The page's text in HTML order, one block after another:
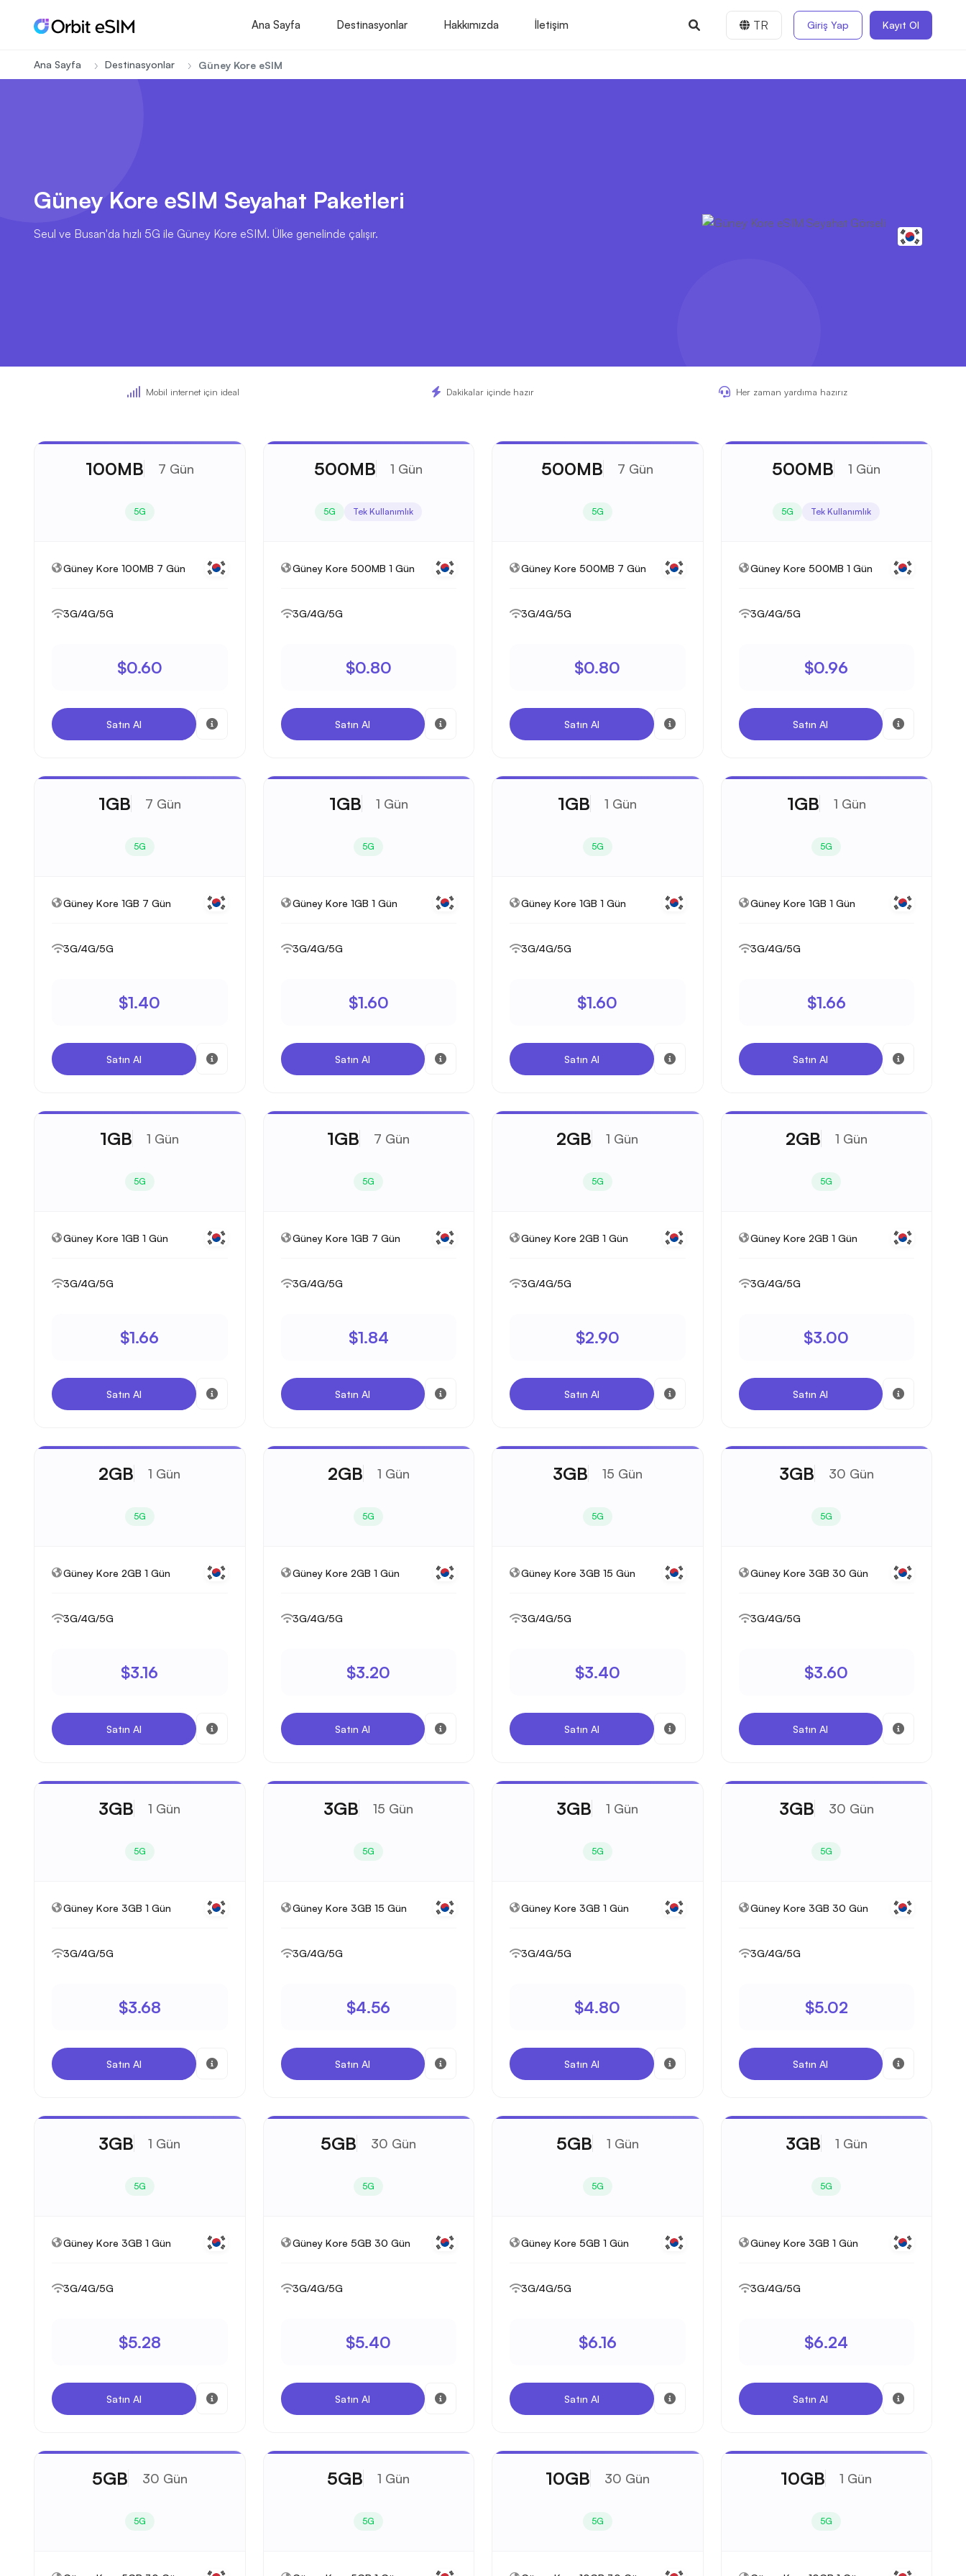
Ana Sayfa Destinasyonlar Hakkımızda İletişim TR Giriş Yap Kayıt Ol
Ana Sayfa Destinasyonlar Güney Kore eSIM
Güney Kore eSIM Seyahat Paketleri
Seul ve Busan'da hızlı 5G ile Güney Kore eSIM. Ülke genelinde çalışır.
Mobil internet için ideal Dakikalar içinde hazır Her zaman yardıma hazırız
100MB 7 Gün
5G
Güney Kore 100MB 7 Gün
3G/4G/5G
$0.60
Satın Al
500MB 1 Gün
5G Tek Kullanımlık
Güney Kore 500MB 1 Gün
3G/4G/5G
$0.80
Satın Al
500MB 7 Gün
5G
Güney Kore 500MB 7 Gün
3G/4G/5G
$0.80
Satın Al
500MB 1 Gün
5G Tek Kullanımlık
Güney Kore 500MB 1 Gün
3G/4G/5G
$0.96
Satın Al
1GB 7 Gün
5G
Güney Kore 1GB 7 Gün
3G/4G/5G
$1.40
Satın Al
1GB 1 Gün
5G
Güney Kore 1GB 1 Gün
3G/4G/5G
$1.60
Satın Al
1GB 1 Gün
5G
Güney Kore 1GB 1 Gün
3G/4G/5G
$1.60
Satın Al
1GB 1 Gün
5G
Güney Kore 1GB 1 Gün
3G/4G/5G
$1.66
Satın Al
1GB 1 Gün
5G
Güney Kore 1GB 1 Gün
3G/4G/5G
$1.66
Satın Al
1GB 7 Gün
5G
Güney Kore 1GB 7 Gün
3G/4G/5G
$1.84
Satın Al
2GB 1 Gün
5G
Güney Kore 2GB 1 Gün
3G/4G/5G
$2.90
Satın Al
2GB 1 Gün
5G
Güney Kore 2GB 1 Gün
3G/4G/5G
$3.00
Satın Al
2GB 1 Gün
5G
Güney Kore 2GB 1 Gün
3G/4G/5G
$3.16
Satın Al
2GB 1 Gün
5G
Güney Kore 2GB 1 Gün
3G/4G/5G
$3.20
Satın Al
3GB 15 Gün
5G
Güney Kore 3GB 15 Gün
3G/4G/5G
$3.40
Satın Al
3GB 30 Gün
5G
Güney Kore 3GB 30 Gün
3G/4G/5G
$3.60
Satın Al
3GB 1 Gün
5G
Güney Kore 3GB 1 Gün
3G/4G/5G
$3.68
Satın Al
3GB 15 Gün
5G
Güney Kore 3GB 15 Gün
3G/4G/5G
$4.56
Satın Al
3GB 1 Gün
5G
Güney Kore 3GB 1 Gün
3G/4G/5G
$4.80
Satın Al
3GB 30 Gün
5G
Güney Kore 3GB 30 Gün
3G/4G/5G
$5.02
Satın Al
3GB 1 Gün
5G
Güney Kore 3GB 1 Gün
3G/4G/5G
$5.28
Satın Al
5GB 30 Gün
5G
Güney Kore 5GB 30 Gün
3G/4G/5G
$5.40
Satın Al
5GB 1 Gün
5G
Güney Kore 5GB 1 Gün
3G/4G/5G
$6.16
Satın Al
3GB 1 Gün
5G
Güney Kore 3GB 1 Gün
3G/4G/5G
$6.24
Satın Al
5GB 30 Gün
5G
5GB 1 Gün
5G
10GB 30 Gün
5G
10GB 1 Gün
5G